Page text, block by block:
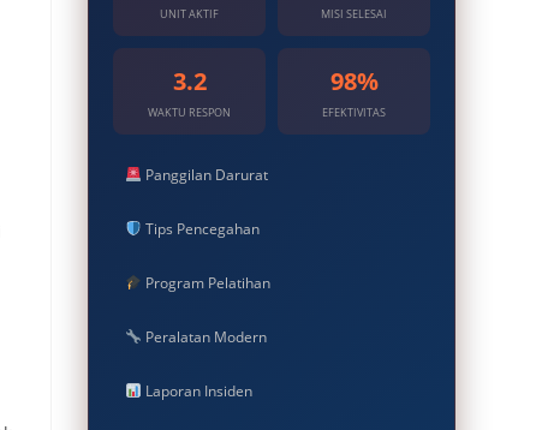
UNIT AKTIF MISI SELESAI
3.2
WAKTU RESPON
98%
EFEKTIVITAS
Panggilan Darurat
Tips Pencegahan
Program Pelatihan
Peralatan Modern
Laporan Insiden